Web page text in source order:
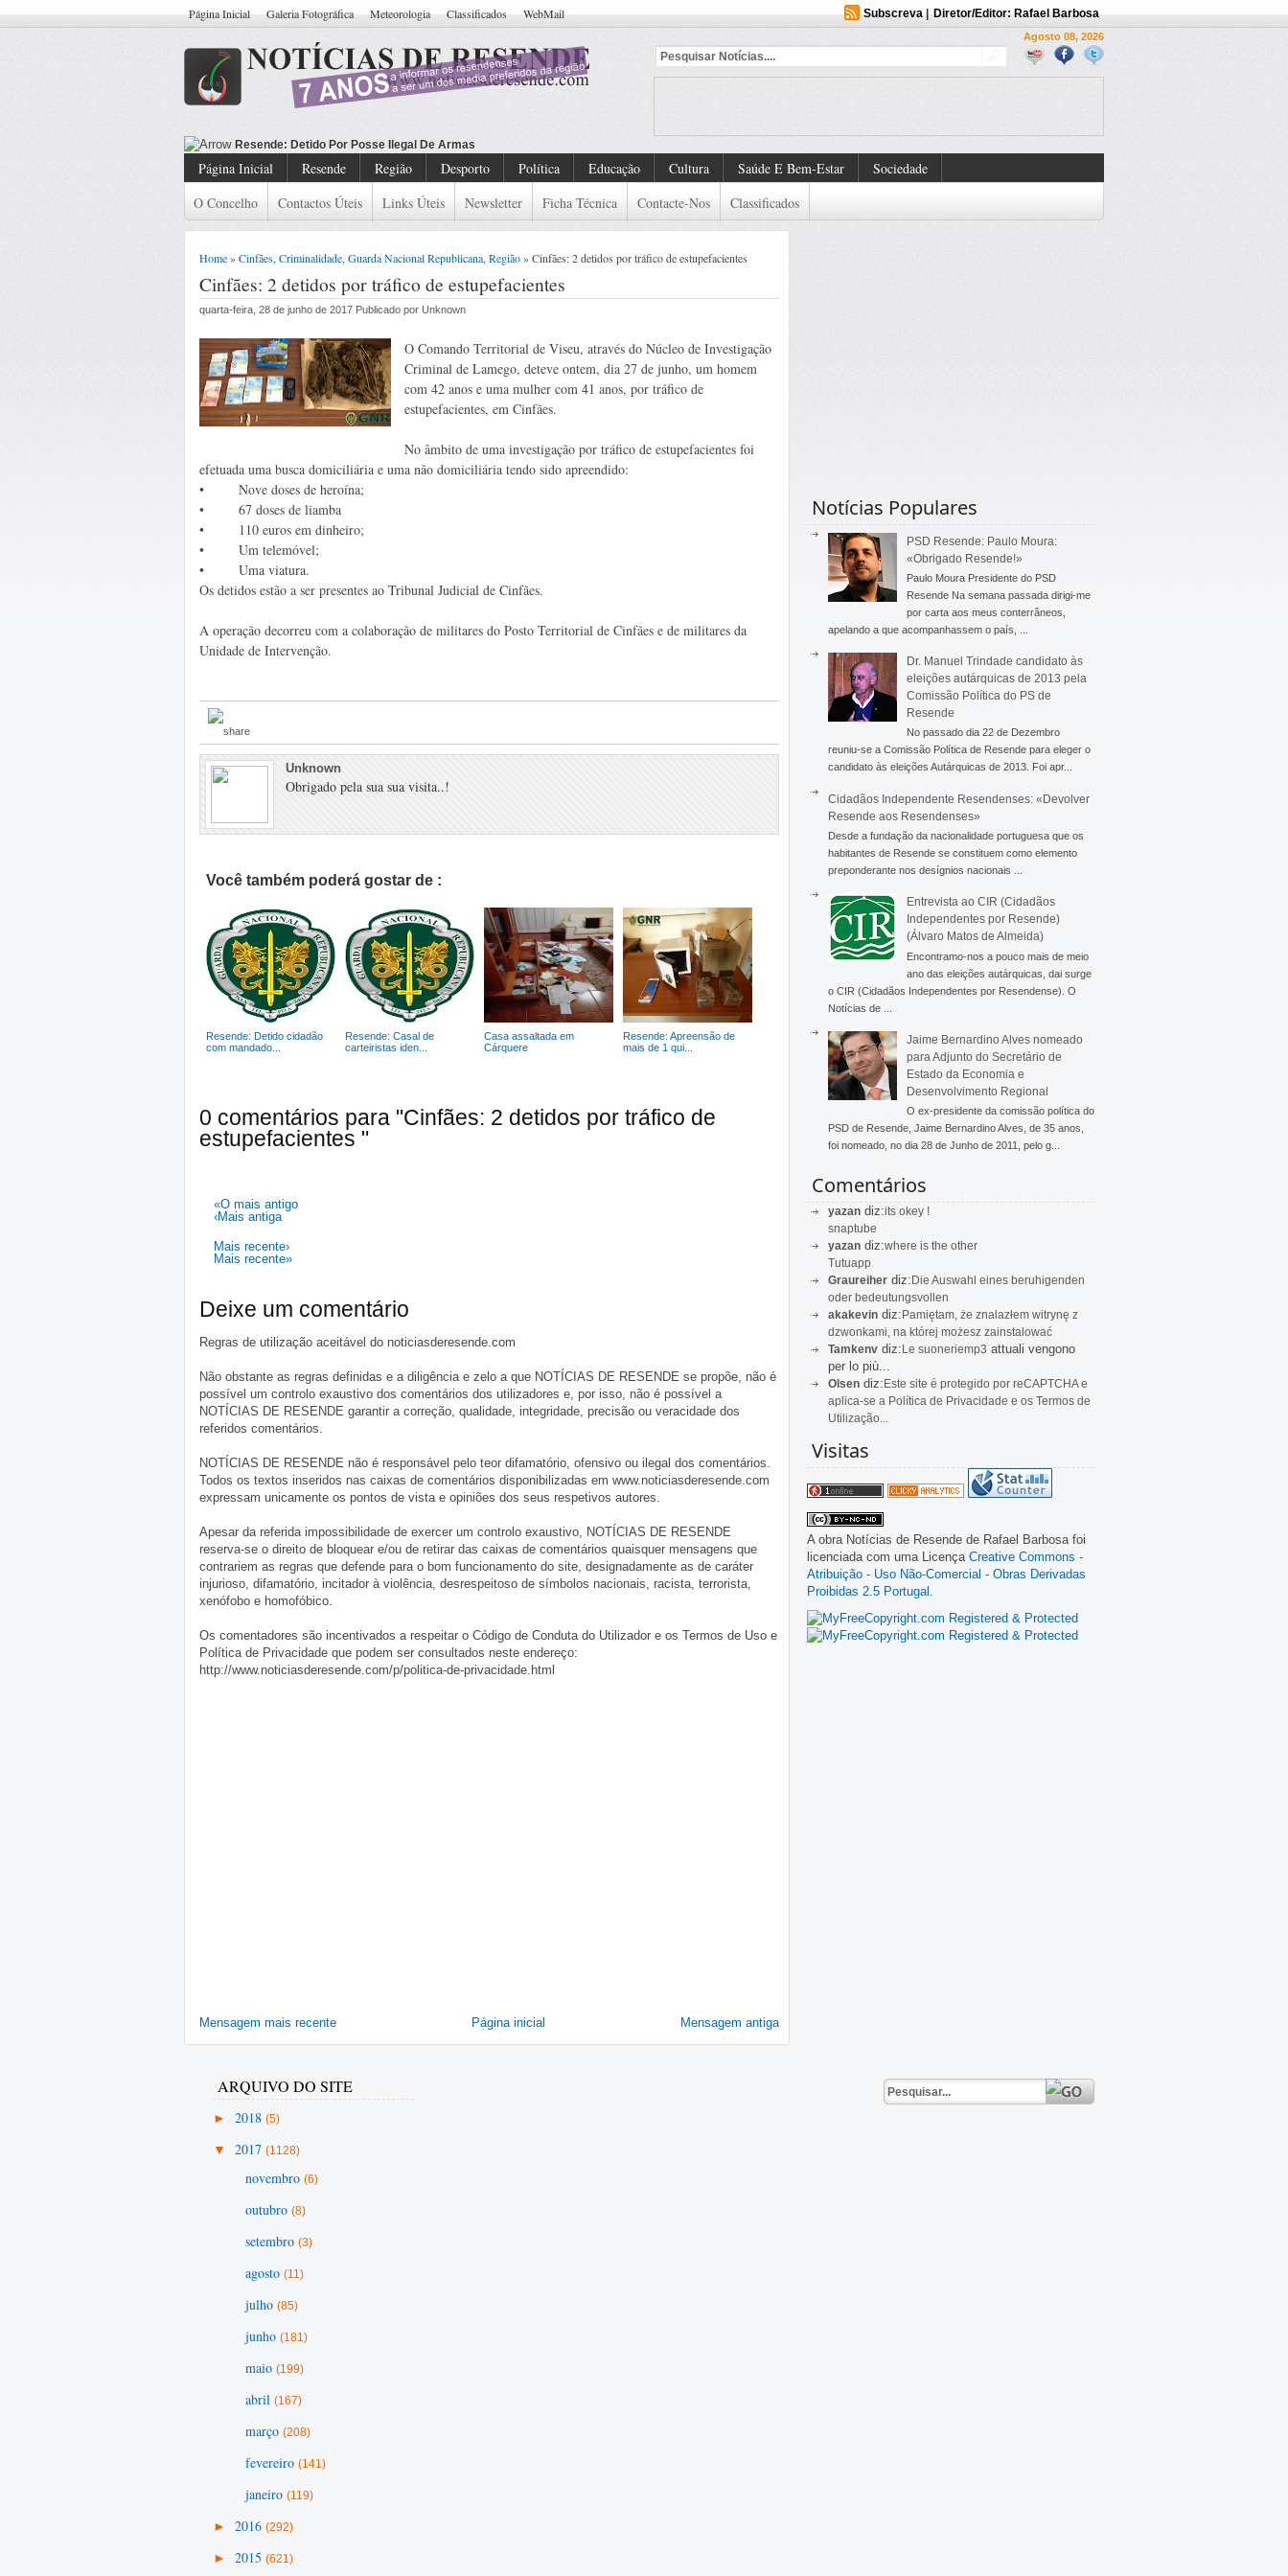
Página Inicial Galeria Fotográfica Meteorologia Classificados WebMail Subscreva| Diretor/Editor: Rafael Barbosa
Agosto 08, 2026
Resend
Página Inicial Resende Região Desporto Política Educação Cultura Saúde E Bem-Estar
Sociedade
O Concelho
Contactos Úteis Links Úteis Newsletter Ficha Técnica Contacte-Nos Classificados
Home»Cinfães Criminalidade Guarda Nacional Republicana Região» Cinfães: 2 detidos por tráfico de estupefacientes
Cinfães: 2 detidos por tráfico de estupefacientes
quarta-feira, 28 de junho de 2017 Publicado por Unknown
O Comando Territorial de Viseu, através do Núcleo de Investigação
Criminal de Lamego, deteve ontem, dia 27 de junho, um homem
com 42 anos e uma mulher com 41 anos, por tráfico de
estupefacientes, em Cinfães.
No âmbito de uma investigação por tráfico de estupefacientes foi
efetuada uma busca domiciliária e uma não domiciliária tendo sido apreendido:
• Nove doses de heroína;
• 67 doses de liamba
• 110 euros em dinheiro;
• Um telemóvel;
• Uma viatura.
Os detidos estão a ser presentes ao Tribunal Judicial de Cinfães.
A operação decorreu com a colaboração de militares do Posto Territorial de Cinfães e de militares da
Unidade de Intervenção.
Unknown
Obrigado pela sua sua visita..!
Você também poderá gostar de :
Resende: Detido cidadão
com mandado...
Resende: Casal de
carteiristas iden...
Casa assaltada em
Cárquere
Resende: Apreensão de
mais de 1 qui...
0 comentários para "Cinfães: 2 detidos por tráfico de
estupefacientes "
«O mais antigo
‹Mais antiga
Mais recente›
Mais recente»
Deixe um comentário
Regras de utilização aceitável do noticiasderesende.com
Não obstante as regras definidas e a diligência e zelo a que NOTÍCIAS DE RESENDE se propõe, não é
possível um controlo exaustivo dos comentários dos utilizadores e, por isso, não é possível a
NOTÍCIAS DE RESENDE garantir a correção, qualidade, integridade, precisão ou veracidade dos
referidos comentários.
NOTÍCIAS DE RESENDE não é responsável pelo teor difamatório, ofensivo ou ilegal dos comentários.
Todos os textos inseridos nas caixas de comentários disponibilizadas em www.noticiasderesende.com
expressam unicamente os pontos de vista e opiniões dos seus respetivos autores.
Apesar da referida impossibilidade de exercer um controlo exaustivo, NOTÍCIAS DE RESENDE
reserva-se o direito de bloquear e/ou de retirar das caixas de comentários quaisquer mensagens que
contrariem as regras que defende para o bom funcionamento do site, designadamente as de caráter
injurioso, difamatório, incitador à violência, desrespeitoso de símbolos nacionais, racista, terrorista,
xenófobo e homofóbico.
Os comentadores são incentivados a respeitar o Código de Conduta do Utilizador e os Termos de Uso e
Política de Privacidade que podem ser consultados neste endereço:
http://www.noticiasderesende.com/p/politica-de-privacidade.html
Mensagem mais recente Mensagem antiga
Página inicial
Notícias Populares
PSD Resende: Paulo Moura:
«Obrigado Resende!»
Paulo Moura Presidente do PSD
Resende Na semana passada dirigi-me
por carta aos meus conterrâneos,
apelando a que acompanhassem o país, ...
Dr. Manuel Trindade candidato às
eleições autárquicas de 2013 pela
Comissão Política do PS de
Resende
No passado dia 22 de Dezembro
reuniu-se a Comissão Política de Resende para eleger o
candidato às eleições Autárquicas de 2013. Foi apr...
Cidadãos Independente Resendenses: «Devolver
Resende aos Resendenses»
Desde a fundação da nacionalidade portuguesa que os
habitantes de Resende se constituem como elemento
preponderante nos desígnios nacionais ...
Entrevista ao CIR (Cidadãos
Independentes por Resende)
(Álvaro Matos de Almeida)
Encontramo-nos a pouco mais de meio
ano das eleições autárquicas, dai surge
o CIR (Cidadãos Independentes por Resendense). O
Notícias de ...
Jaime Bernardino Alves nomeado
para Adjunto do Secretário de
Estado da Economia e
Desenvolvimento Regional
O ex-presidente da comissão política do
PSD de Resende, Jaime Bernardino Alves, de 35 anos,
foi nomeado, no dia 28 de Junho de 2011, pelo g...
Comentários
yazan diz:its okey !
snaptube
yazan diz:where is the other
Tutuapp
Graureiher diz:Die Auswahl eines beruhigenden
oder bedeutungsvollen
akakevin diz:Pamiętam, że znalazłem witrynę z
dzwonkami, na której możesz zainstalować
Tamkenv diz:Le suoneriemp3 attuali vengono
per lo più...
Olsen diz:Este site é protegido por reCAPTCHA e
aplica-se a Política de Privacidade e os Termos de
Utilização...
Visitas
A obra Notícias de Resende de Rafael Barbosa foi
licenciada com uma Licença Creative Commons -
Atribuição - Uso Não-Comercial - Obras Derivadas
Proibidas 2.5 Portugal
ARQUIVO DO SITE
► 2018 (5)
▼ 2017 (1128)
novembro (6)
outubro (8)
setembro (3)
agosto (11)
julho (85)
junho (181)
maio (199)
abril (167)
março (208)
fevereiro (141)
janeiro (119)
► 2016 (292)
► 2015 (621)